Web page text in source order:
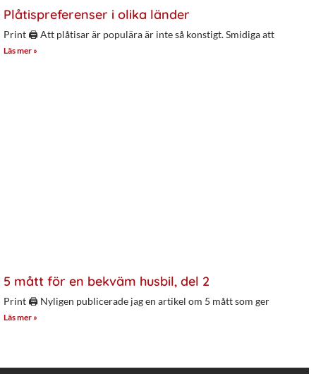
Plåtispreferenser i olika länder
Print 🖨 Att plåtisar är populära är inte så konstigt. Smidiga att
Läs mer »
5 mått för en bekväm husbil, del 2
Print 🖨 Nyligen publicerade jag en artikel om 5 mått som ger
Läs mer »